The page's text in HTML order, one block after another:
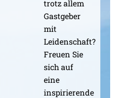
trotz allem
Gastgeber
mit
Leidenschaft?
Freuen Sie
sich auf
eine
inspirierende